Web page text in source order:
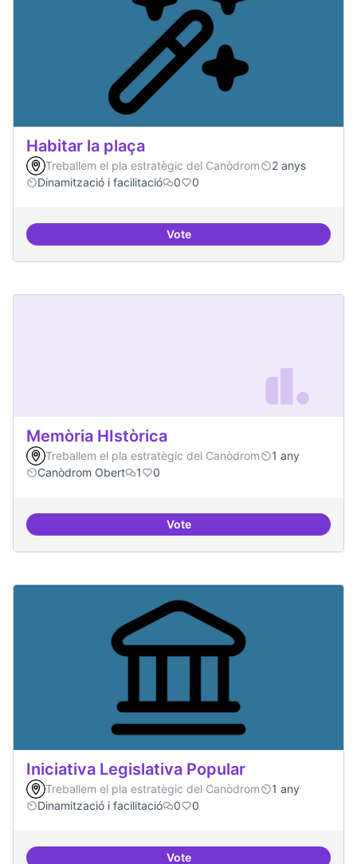
Habitar la plaça
Treballem el pla estratègic del Canòdrom
2 anys
Dinamització i facilitació
0 0
VoteHabitar la plaça
Memòria HIstòrica
Treballem el pla estratègic del Canòdrom
1 any
Canòdrom Obert
1 0
VoteMemòria HIstòrica
Iniciativa Legislativa Popular
Treballem el pla estratègic del Canòdrom
1 any
Dinamització i facilitació
0 0
Vote